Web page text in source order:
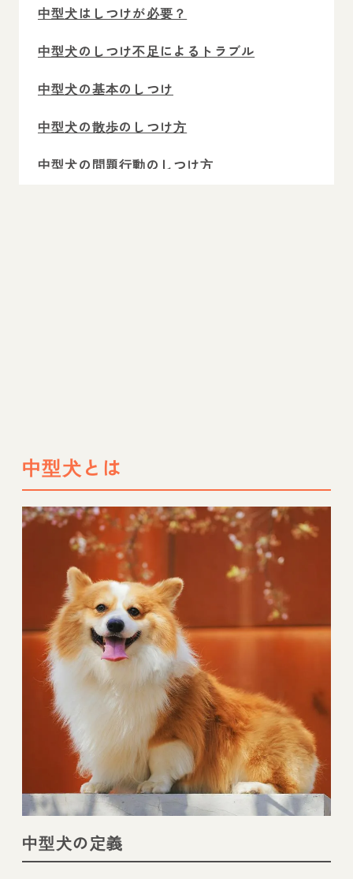
中型犬はしつけが必要？
中型犬のしつけ不足によるトラブル
中型犬の基本のしつけ
中型犬の散歩のしつけ方
中型犬の問題行動のしつけ方
中型犬とは
中型犬の定義